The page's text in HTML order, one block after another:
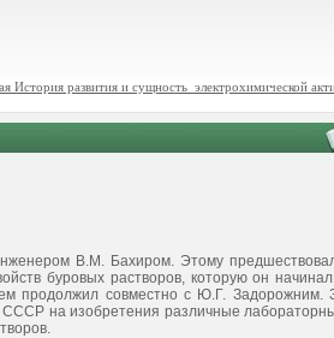
История развития и сущность электрохимической
В.М. Бахиром. Этому
буровых растворов, которую он
продолжил совместно с Ю.Г. Задорожним.
на изобретения различные